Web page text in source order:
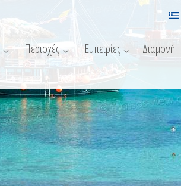
Περιοχές Εμπειρίες Διαμονή